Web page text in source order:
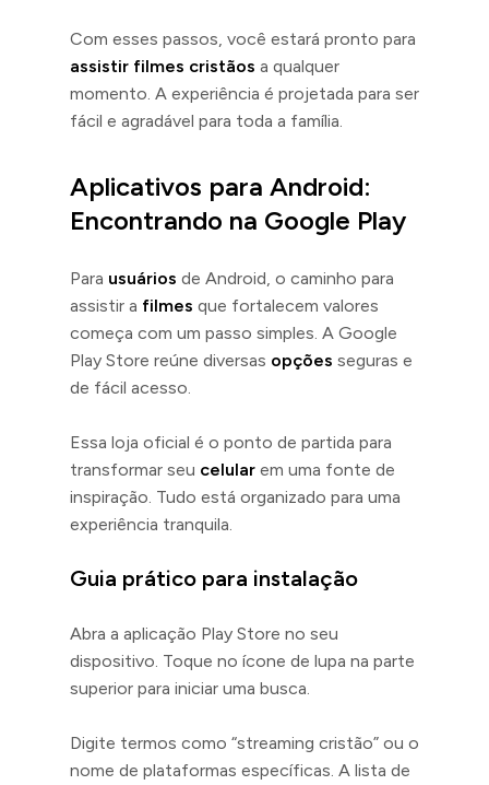
Com esses passos, você estará pronto para
assistir filmes cristãos a qualquer
momento. A experiência é projetada para ser
fácil e agradável para toda a família.
Aplicativos para Android:
Encontrando na Google Play
Para usuários de Android, o caminho para
assistir a filmes que fortalecem valores
começa com um passo simples. A Google
Play Store reúne diversas opções seguras e
de fácil acesso.
Essa loja oficial é o ponto de partida para
transformar seu celular em uma fonte de
inspiração. Tudo está organizado para uma
experiência tranquila.
Guia prático para instalação
Abra a aplicação Play Store no seu
dispositivo. Toque no ícone de lupa na parte
superior para iniciar uma busca.
Digite termos como “streaming cristão” ou o
nome de plataformas específicas. A lista de